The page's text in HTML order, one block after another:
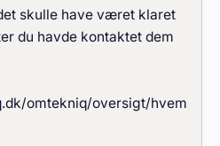
skulle have været klaret
du havde kontaktet dem
omtekniq/oversigt/hvem